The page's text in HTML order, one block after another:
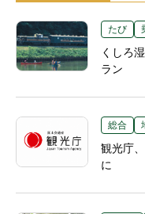
たび
くしろ
ラン
総合
観光庁
に